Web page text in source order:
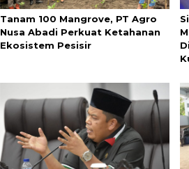
Tanam 100 Mangrove, PT Agro
Nusa Abadi Perkuat Ketahanan
Ekosistem Pesisir